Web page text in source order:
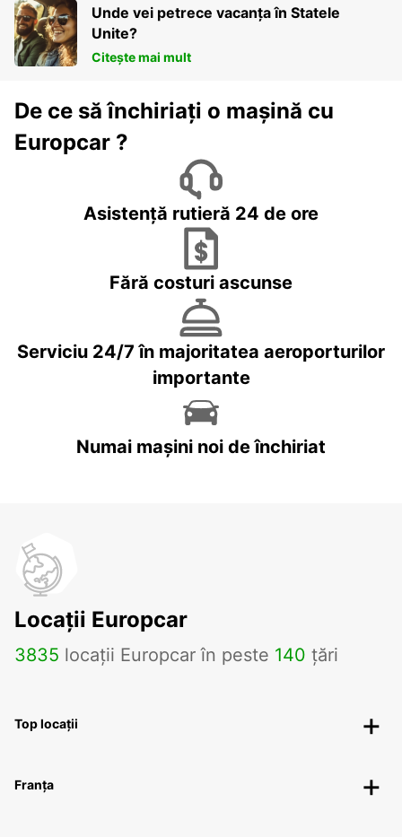
Unde vei petrece vacanța în Statele
Unite?
Citește mai mult
De ce să închiriați o mașină cu
Europcar ?
Asistență rutieră 24 de ore
Fără costuri ascunse
Serviciu 24/7 în majoritatea aeroporturilor
importante
Numai mașini noi de închiriat
Locații Europcar
3835 locații Europcar în peste 140 țări
Top locații
Franța